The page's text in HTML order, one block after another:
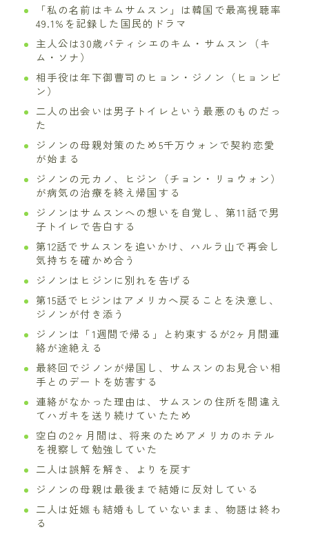
「私の名前はキムサムスン」は韓国で最高視聴率
49.1%を記録した国民的ドラマ
主人公は30歳パティシエのキム・サムスン（キ
ム・ソナ）
相手役は年下御曹司のヒョン・ジノン（ヒョンビ
ン）
二人の出会いは男子トイレという最悪のものだっ
た
ジノンの母親対策のため5千万ウォンで契約恋愛
が始まる
ジノンの元カノ、ヒジン（チョン・リョウォン）
が病気の治療を終え帰国する
ジノンはサムスンへの想いを自覚し、第11話で男
子トイレで告白する
第12話でサムスンを追いかけ、ハルラ山で再会し
気持ちを確かめ合う
ジノンはヒジンに別れを告げる
第15話でヒジンはアメリカへ戻ることを決意し、
ジノンが付き添う
ジノンは「1週間で帰る」と約束するが2ヶ月間連
絡が途絶える
最終回でジノンが帰国し、サムスンのお見合い相
手とのデートを妨害する
連絡がなかった理由は、サムスンの住所を間違え
てハガキを送り続けていたため
空白の2ヶ月間は、将来のためアメリカのホテル
を視察して勉強していた
二人は誤解を解き、よりを戻す
ジノンの母親は最後まで結婚に反対している
二人は妊娠も結婚もしていないまま、物語は終わ
る